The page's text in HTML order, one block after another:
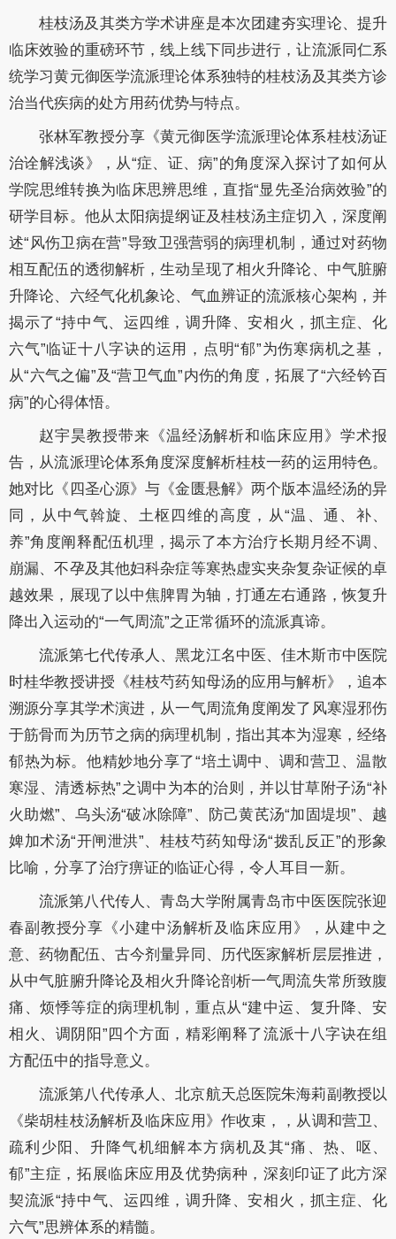
桂枝汤及其类方学术讲座是本次团建夯实理论、提升
临床效验的重磅环节，线上线下同步进行，让流派同仁系
统学习黄元御医学流派理论体系独特的桂枝汤及其类方诊
治当代疾病的处方用药优势与特点。
张林军教授分享《黄元御医学流派理论体系桂枝汤证
治诠解浅谈》，从“症、证、病”的角度深入探讨了如何从
学院思维转换为临床思辨思维，直指“显先圣治病效验”的
研学目标。他从太阳病提纲证及桂枝汤主症切入，深度阐
述“风伤卫病在营”导致卫强营弱的病理机制，通过对药物
相互配伍的透彻解析，生动呈现了相火升降论、中气脏腑
升降论、六经气化机象论、气血辨证的流派核心架构，并
揭示了“持中气、运四维，调升降、安相火，抓主症、化
六气”临证十八字诀的运用，点明“郁”为伤寒病机之基，
从“六气之偏”及“营卫气血”内伤的角度，拓展了“六经钤百
病”的心得体悟。
赵宇昊教授带来《温经汤解析和临床应用》学术报
告，从流派理论体系角度深度解析桂枝一药的运用特色。
她对比《四圣心源》与《金匮悬解》两个版本温经汤的异
同，从中气斡旋、土枢四维的高度，从“温、通、补、
养”角度阐释配伍机理，揭示了本方治疗长期月经不调、
崩漏、不孕及其他妇科杂症等寒热虚实夹杂复杂证候的卓
越效果，展现了以中焦脾胃为轴，打通左右通路，恢复升
降出入运动的“一气周流”之正常循环的流派真谛。
流派第七代传承人、黑龙江名中医、佳木斯市中医院
时桂华教授讲授《桂枝芍药知母汤的应用与解析》，追本
溯源分享其学术演进，从一气周流角度阐发了风寒湿邪伤
于筋骨而为历节之病的病理机制，指出其本为湿寒，经络
郁热为标。他精妙地分享了“培土调中、调和营卫、温散
寒湿、清透标热”之调中为本的治则，并以甘草附子汤“补
火助燃”、乌头汤“破冰除障”、防己黄芪汤“加固堤坝”、越
婢加术汤“开闸泄洪”、桂枝芍药知母汤“拨乱反正”的形象
比喻，分享了治疗痹证的临证心得，令人耳目一新。
流派第八代传人、青岛大学附属青岛市中医医院张迎
春副教授分享《小建中汤解析及临床应用》，从建中之
意、药物配伍、古今剂量异同、历代医家解析层层推进，
从中气脏腑升降论及相火升降论剖析一气周流失常所致腹
痛、烦悸等症的病理机制，重点从“建中运、复升降、安
相火、调阴阳”四个方面，精彩阐释了流派十八字诀在组
方配伍中的指导意义。
流派第八代传承人、北京航天总医院朱海莉副教授以
《柴胡桂枝汤解析及临床应用》作收束，，从调和营卫、
疏利少阳、升降气机细解本方病机及其“痛、热、呕、
郁”主症，拓展临床应用及优势病种，深刻印证了此方深
契流派“持中气、运四维，调升降、安相火，抓主症、化
六气”思辨体系的精髓。